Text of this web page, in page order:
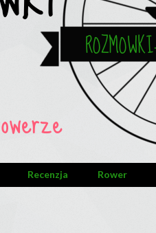
Recenzja Rower